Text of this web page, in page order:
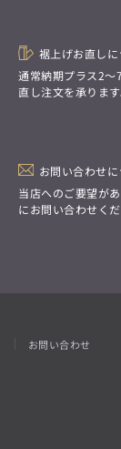
裾上げお直し
通常納期プラス2〜
直し注文を承ります
お問い合わせ
当店へのご要望が
にお問い合わせくだ
お問い合わせ